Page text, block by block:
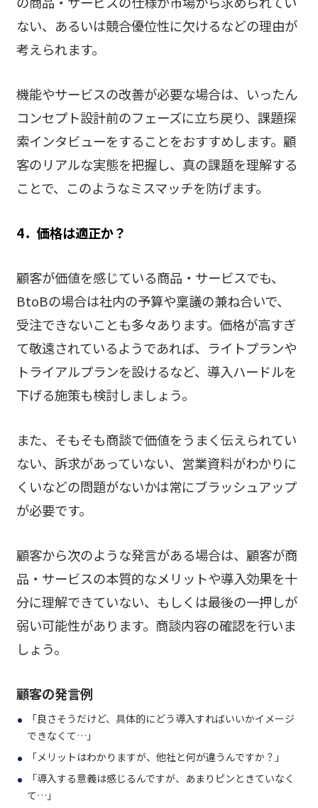
ない、あるいは競合優位性に欠けるなどの理由が
考えられます。
機能やサービスの改善が必要な場合は、いったん
コンセプト設計前のフェーズに立ち戻り、課題探
索インタビューをすることをおすすめします。顧
客のリアルな実態を把握し、真の課題を理解する
ことで、このようなミスマッチを防げます。
4．価格は適正か？
顧客が価値を感じている商品・サービスでも、
BtoBの場合は社内の予算や稟議の兼ね合いで、
受注できないことも多々あります。価格が高すぎ
て敬遠されているようであれば、ライトプランや
トライアルプランを設けるなど、導入ハードルを
下げる施策も検討しましょう。
また、そもそも商談で価値をうまく伝えられてい
ない、訴求があっていない、営業資料がわかりに
くいなどの問題がないかは常にブラッシュアップ
が必要です。
顧客から次のような発言がある場合は、顧客が商
品・サービスの本質的なメリットや導入効果を十
分に理解できていない、もしくは最後の一押しが
弱い可能性があります。商談内容の確認を行いま
しょう。
顧客の発言例
「良さそうだけど、具体的にどう導入すればいいかイメージ
できなくて … 」
「メリットはわかりますが、他社と何が違うんですか？」
「導入する意義は感じるんですが、あまりピンときていなく
て … 」